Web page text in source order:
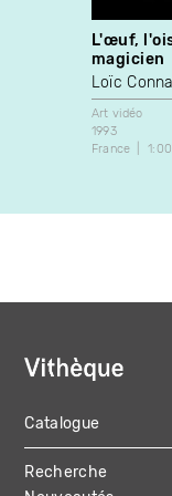
L'œuf,
magicien
Loïc
Art vidéo
1993
France
1:00
MAIN
Catalogue
Recherche